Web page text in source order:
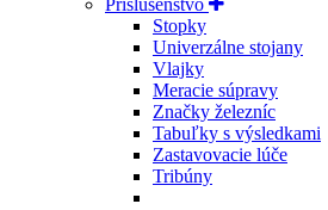
Príslušenstvo
Stopky
Univerzálne stojany
Vlajky
Meracie súpravy
Značky železníc
Tabuľky s výsledkami
Zastavovacie lúče
Tribúny